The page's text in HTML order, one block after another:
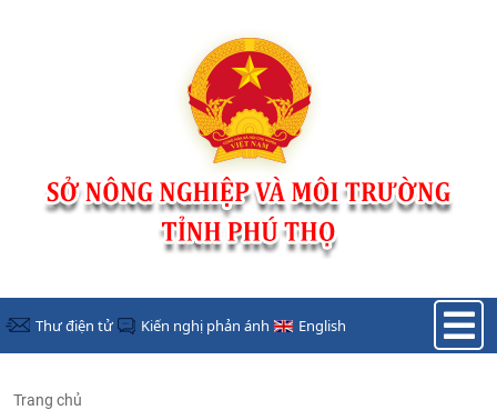
Thư điện tử Kiến nghị phản ánh English
Trang chủ